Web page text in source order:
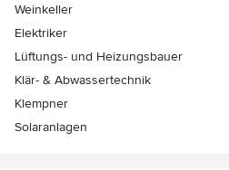
Weinkeller
Elektriker
Lüftungs- und Heizungsbauer
Klär- & Abwassertechnik
Klempner
Solaranlagen